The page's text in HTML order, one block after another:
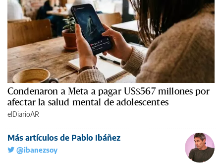
Condenaron a Meta a pagar US$567 millones por
afectar la salud mental de adolescentes
elDiarioAR
Más artículos de Pablo Ibáñez
@ibanezsoy